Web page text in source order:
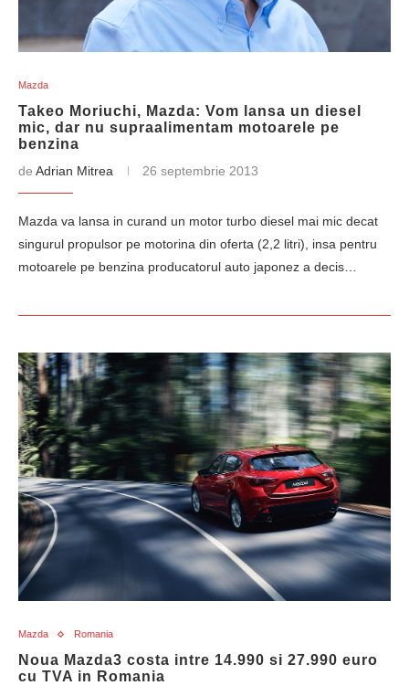
Mazda
Takeo Moriuchi, Mazda: Vom lansa un diesel
mic, dar nu supraalimentam motoarele pe
benzina
de Adrian Mitrea 26 septembrie 2013
Mazda va lansa in curand un motor turbo diesel mai mic decat
singurul propulsor pe motorina din oferta (2,2 litri), insa pentru
motoarele pe benzina producatorul auto japonez a decis…
Mazda Romania
Noua Mazda3 costa intre 14.990 si 27.990 euro
cu TVA in Romania